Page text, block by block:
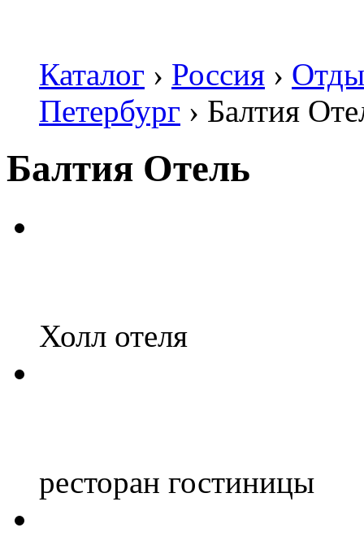
Каталог › Россия ›
Петербург › Балтия
Балтия Отель
Холл отеля
ресторан гостиницы